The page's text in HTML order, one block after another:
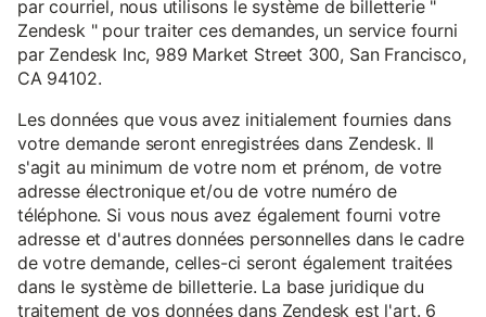
par courriel, nous utilisons le système de billetterie "
Zendesk " pour traiter ces demandes, un service fourni
par Zendesk Inc, 989 Market Street 300, San Francisco,
CA 94102.
Les données que vous avez initialement fournies dans
votre demande seront enregistrées dans Zendesk. Il
s'agit au minimum de votre nom et prénom, de votre
adresse électronique et/ou de votre numéro de
téléphone. Si vous nous avez également fourni votre
adresse et d'autres données personnelles dans le cadre
de votre demande, celles-ci seront également traitées
dans le système de billetterie. La base juridique du
traitement de vos données dans Zendesk est l'art. 6